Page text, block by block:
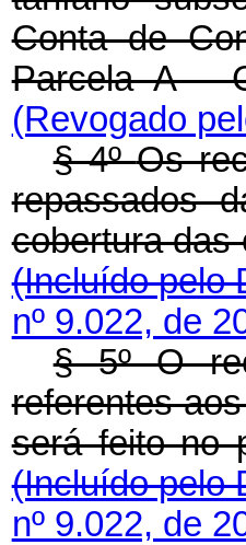
Conta de
Parcela A -
(Revogado
§ 4ºOs
repassados
cobertura das
(Incluído pelo
nº 9.022, de
§ 5ºO
referentes
será feito no
(Incluído pelo
nº 9.022, de